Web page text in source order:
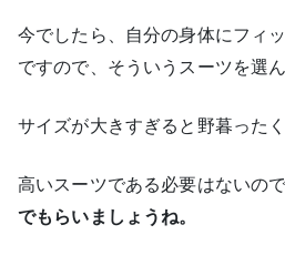
今でしたら、自分の身体にフィ
ですので、そういうスーツを選
サイズが大きすぎると野暮ったく
高いスーツである必要はないので
でもらいましょうね。